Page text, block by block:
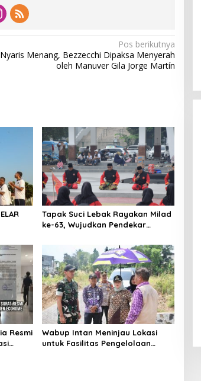
Pos berikutnya
Nyaris Menang, Bezzecchi Dipaksa Menyerah
oleh Manuver Gila Jorge Martín
Tapak Suci Lebak Rayakan Milad
ke-63, Wujudkan Pendekar
Resmi
Wabup Intan Meninjau Lokasi
untuk Fasilitas Pengelolaan